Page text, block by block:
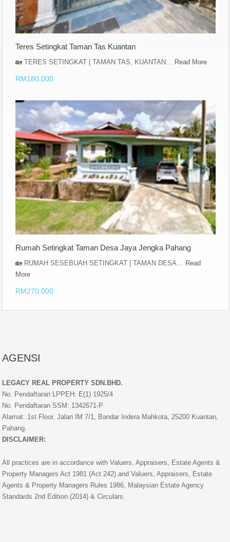
Teres Setingkat Taman Tas Kuantan
🏡 TERES SETINGKAT | TAMAN TAS, KUANTAN… Read More
RM180,000
Rumah Setingkat Taman Desa Jaya Jengka Pahang
🏡 RUMAH SESEBUAH SETINGKAT | TAMAN DESA… Read
More
RM270,000
AGENSI
LEGACY REAL PROPERTY SDN.BHD.
No. Pendaftaran LPPEH: E(1) 1925/4
No. Pendaftaran SSM: 1342671-P
Alamat: 1st Floor, Jalan IM 7/1, Bandar Indera Mahkota, 25200 Kuantan,
Pahang.
DISCLAIMER:
All practices are in accordance with Valuers, Appraisers, Estate Agents &
Property Managers Act 1981 (Act 242) and Valuers, Appraisers, Estate
Agents & Property Managers Rules 1986, Malaysian Estate Agency
Standards 2nd Edition (2014) & Circulars.